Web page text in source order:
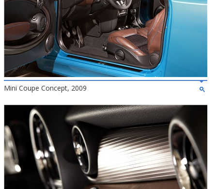
Mini Coupe Concept, 2009